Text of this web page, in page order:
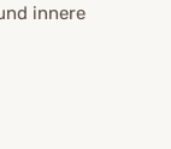
innere